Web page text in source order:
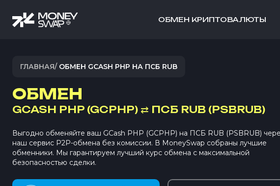
ОБМЕН КРИПТОВАЛЮТЫ
ГЛАВНАЯ/ ОБМЕН GCASH PHP НА ПСБ RUB
ОБМЕН
GCASH PHP (GCPHP) ⇄ ПСБ RUB (PSBRUB)
Выгодно обменяйте ваш GCash PHP (GCPHP) на ПСБ RUB (PSBRUB)
наш сервис P2P-обмена без комиссии. В MoneySwap собраны лучшие
обменники. Мы гарантируем лучший курс обмена с максимальной
безопасностью сделки.